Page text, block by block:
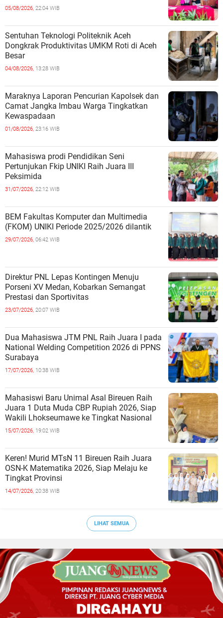
05/08/2026, 22:04 WIB
Sentuhan Teknologi Politeknik Aceh
Dongkrak Produktivitas UMKM Roti di Aceh
Besar
04/08/2026, 13:28 WIB
Maraknya Laporan Pencurian Kapolsek dan
Camat Jangka Imbau Warga Tingkatkan
Kewaspadaan
01/08/2026, 23:16 WIB
Mahasiswa prodi Pendidikan Seni
Pertunjukan Fkip UNIKI Raih Juara III
Peksimida
31/07/2026, 22:12 WIB
BEM Fakultas Komputer dan Multimedia
(FKOM) UNIKI Periode 2025/2026 dilantik
29/07/2026, 06:42 WIB
Direktur PNL Lepas Kontingen Menuju
Porseni XV Medan, Kobarkan Semangat
Prestasi dan Sportivitas
23/07/2026, 20:07 WIB
Dua Mahasiswa JTM PNL Raih Juara I pada
National Welding Competition 2026 di PPNS
Surabaya
17/07/2026, 10:38 WIB
Mahasiswi Baru Unimal Asal Bireuen Raih
Juara 1 Duta Muda CBP Rupiah 2026, Siap
Wakili Lhokseumawe ke Tingkat Nasional
15/07/2026, 19:02 WIB
Keren! Murid MTsN 11 Bireuen Raih Juara
OSN-K Matematika 2026, Siap Melaju ke
Tingkat Provinsi
14/07/2026, 20:38 WIB
LIHAT SEMUA